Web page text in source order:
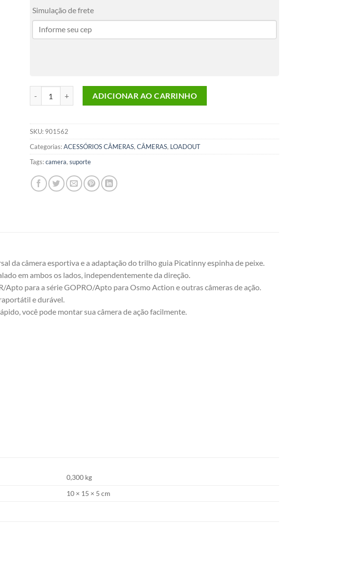
Simulação de frete
ADICIONAR AO CARRINHO
SKU: 901562
Categorias:ACESSÓRIOS CÂMERAS, CÂMERAS, LOADOUT
Tags:camera, suporte
da câmera esportiva e a adaptação do trilho guia Picatinny espinha de peixe.
em ambos os lados, independentemente da direção.
para a série GOPRO/Apto para Osmo Action e outras câmeras de ação.
e durável.
você pode montar sua câmera de ação facilmente.
0,300 kg
10 × 15 × 5 cm